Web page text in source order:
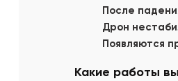
После
Дрон
Появляются
Какие работы